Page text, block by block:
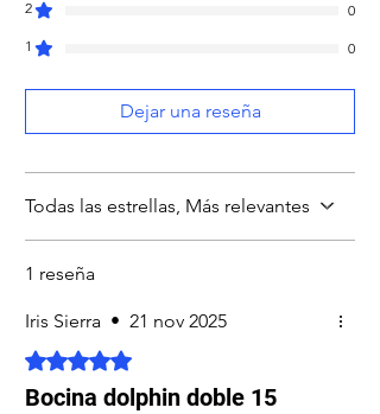
2
0
1
0
Dejar una reseña
Todas las estrellas, Más relevantes
1 reseña
Iris Sierra • 21 nov 2025
Obtuvo 5 de 5 estrellas.
Bocina dolphin doble 15